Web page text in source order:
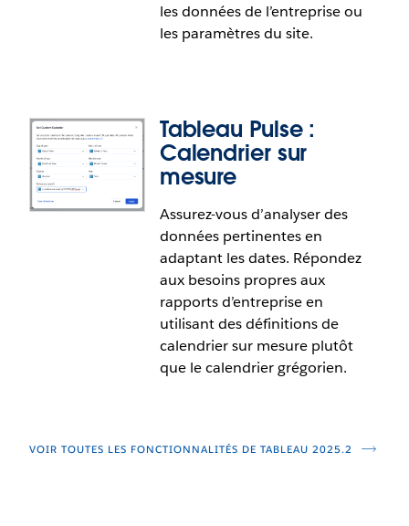
les indicateurs de Tableau Pulse
les données de l’entreprise ou
les paramètres du site.
Tableau Pulse : Questions et
réponses améliorées pour le logiciel
Améliorez l’extensibilité et réduisez les erreurs
d’interprétation de vos activités en posant des
questions dans la langue que vous préférez.
Explorez les renseignements utiles dans votre
Tableau Pulse :
Calendrier sur
mesure
Assurez-vous d’analyser des
données pertinentes en
adaptant les dates. Répondez
aux besoins propres aux
rapports d’entreprise en
utilisant des définitions de
calendrier sur mesure plutôt
que le calendrier grégorien.
VOIR TOUTES LES FONCTIONNALITÉS DE TABLEAU 2025.2